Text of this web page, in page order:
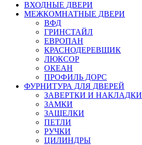
ВХОДНЫЕ ДВЕРИ
МЕЖКОМНАТНЫЕ ДВЕРИ
ВФД
ГРИНСТАЙЛ
ЕВРОПАН
КРАСНОДЕРЕВЩИК
ЛЮКСОР
ОКЕАН
ПРОФИЛЬ ДОРС
ФУРНИТУРА ДЛЯ ДВЕРЕЙ
ЗАВЕРТКИ И НАКЛАДКИ
ЗАМКИ
ЗАЩЕЛКИ
ПЕТЛИ
РУЧКИ
ЦИЛИНДРЫ